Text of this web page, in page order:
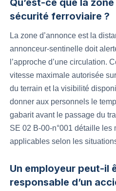
Qu’est-ce que la
sécurité ferroviaire ?
La zone d’annonce est la
annonceur-sentinelle doit
l’approche d’une circulation.
vitesse maximale autorisée
du terrain et la visibilité
donner aux personnels le
gabarit avant le passage du
SE 02 B-00-n°001 détaille les
applicables selon les
Un employeur peut-il
responsable d’un